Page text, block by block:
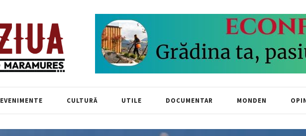
EVENIMENTE CULTURĂ UTILE DOCUMENTAR MONDEN